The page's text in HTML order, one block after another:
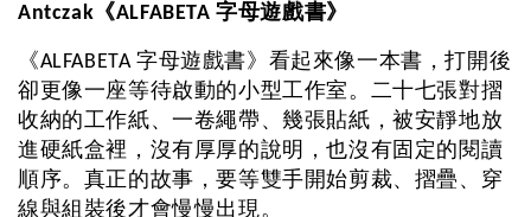
Antczak《ALFABETA 字母遊戲書》
《ALFABETA 字母遊戲書》看起來像一本書，打開後
卻更像一座等待啟動的小型工作室。二十七張對摺
收納的工作紙、一卷繩帶、幾張貼紙，被安靜地放
進硬紙盒裡，沒有厚厚的說明，也沒有固定的閱讀
順序。真正的故事，要等雙手開始剪裁、摺疊、穿
線與組裝後才會慢慢出現。